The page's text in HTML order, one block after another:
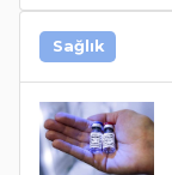
Sağlık